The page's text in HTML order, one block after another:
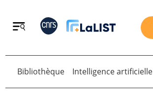
Retour
Retour
Bibliothèque Intelligence artificielle